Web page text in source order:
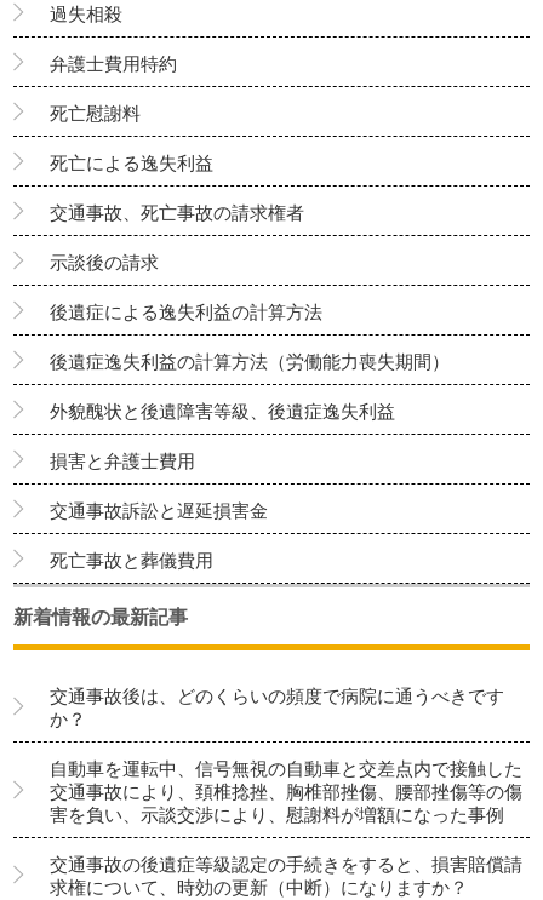
過失相殺
弁護士費用特約
死亡慰謝料
死亡による逸失利益
交通事故、死亡事故の請求権者
示談後の請求
後遺症による逸失利益の計算方法
後遺症逸失利益の計算方法（労働能力喪失期間）
外貌醜状と後遺障害等級、後遺症逸失利益
損害と弁護士費用
交通事故訴訟と遅延損害金
死亡事故と葬儀費用
新着情報の最新記事
交通事故後は、どのくらいの頻度で病院に通うべきです
か？
自動車を運転中、信号無視の自動車と交差点内で接触した
交通事故により、頚椎捻挫、胸椎部挫傷、腰部挫傷等の傷
害を負い、示談交渉により、慰謝料が増額になった事例
交通事故の後遺症等級認定の手続きをすると、損害賠償請
求権について、時効の更新（中断）になりますか？